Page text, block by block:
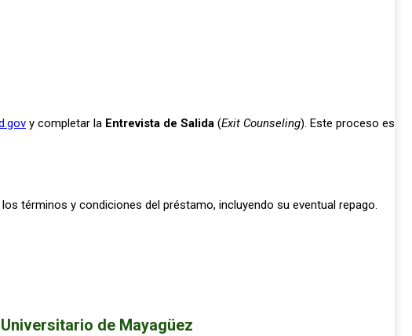
y completar la Entrevista de Salida (Exit Counseling). Este proceso es
términos y condiciones del préstamo, incluyendo su eventual repago.
de Mayagüez